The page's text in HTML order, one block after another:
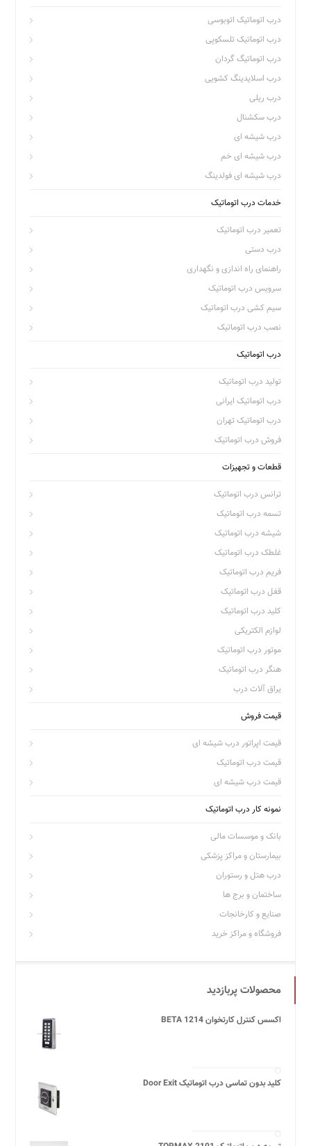
درب اتوماتیک اتوبوسی
درب اتوماتیک تلسکوپی
درب اتوماتیگ گردان
درب اسلایدینگ کشویی
درب ریلی
درب سکشنال
درب شیشه ای
درب شیشه ای خم
درب شیشه ای فولدینگ
خدمات درب اتوماتیک
تعمیر درب اتوماتیک
درب دستی
راهنمای راه اندازی و نگهداری
سرویس درب اتوماتیک
سیم کشی درب اتوماتیک
نصب درب اتوماتیک
درب اتوماتیک
تولید درب اتوماتیک
درب اتوماتیک ایرانی
درب اتوماتیک تهران
فروش درب اتوماتیک
قطعات و تجهیزات
ترانس درب اتوماتیک
تسمه درب اتوماتیک
شیشه درب اتوماتیک
غلطک درب اتوماتیک
فریم درب اتوماتیک
قفل درب اتوماتیک
کلید درب اتوماتیک
لوازم الکتریکی
موتور درب اتوماتیک
هنگر درب اتوماتیک
یراق آلات درب
قیمت فروش
قیمت اپراتور درب شیشه ای
قیمت درب اتوماتیک
قیمت درب شیشه ای
نمونه کار درب اتوماتیک
بانک و موسسات مالی
بیمارستان و مراکز پزشکی
درب هتل و رستوران
ساختمان و برج ها
صنایع و کارخانجات
فروشگاه و مراکز خرید
محصولات پربازدید
اکسس کنترل کارتخوان BETA 1214
کلید بدون تماسی درب اتوماتیک Door Exit